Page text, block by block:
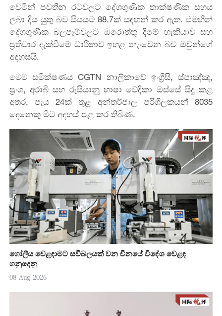
වෙමින් පවතින රටවලට දේශගුණික තාක්ෂණික සහය
ලබා දිය යුතු බව සියයට 88.7ක් සඳහන් කර ඇත. එමඟින්
දේශගුණික බලපෑම්වලට ඔරොත්තු දීමේ හැකියාව සහ
ප්‍රතිචාර දැක්වීමේ ධාරිතාව ඉහළ නැංවෙන බව ඔවුන්ගේ
අදහසයි.
මෙම සමීක්ෂණය CGTN නාලිකාවේ ඉංග්‍රීසි, ස්පාඤ්ඤ,
ප්‍රංශ, අරාබි සහ රුසියානු භාෂා වේදිකා ඔස්සේ සිදු කළ
අතර, පැය 24ක් තුළ අන්තර්ජාල පරිශීලකයන් 8035
දෙනෙකු මීට අදහස් පළ කර තිබිණ.
ගෝලීය වෙළඳාමට සවිබලයක් වන චීනයේ විදේශ වෙළඳ
ගනුදෙනු
08-Aug-2026